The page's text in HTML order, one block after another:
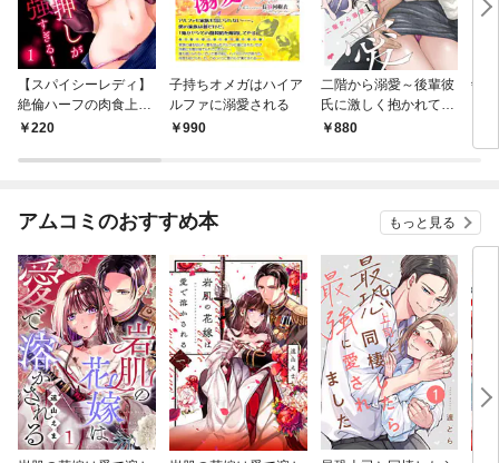
【スパイシーレディ】
絶倫ハーフの肉食上司
は、Hな押しが強すぎ
220
子持ちオメガはハイア
ルファに溺愛される
990
二階から溺愛～後輩彼
氏に激しく抱かれてか
き回されて～【単行本
880
敏
版
アムコミのおすすめ本 もっと見る